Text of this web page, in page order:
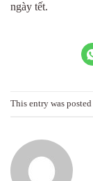
ngày tết.
This entry was